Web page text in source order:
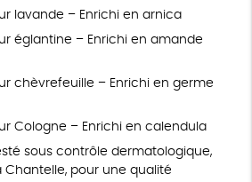
lavande – Enrichi en arnica
églantine – Enrichi en amande
chèvrefeuille – Enrichi en germe
Cologne – Enrichi en calendula
sous contrôle dermatologique,
pour une qualité